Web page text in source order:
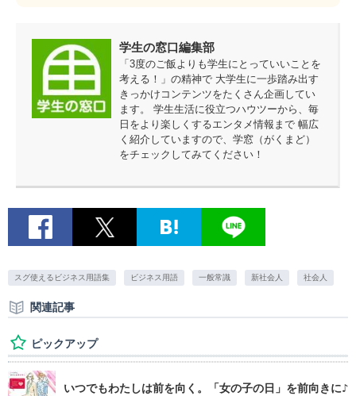
学生の窓口編集部
「3度のご飯よりも学生にとっていいことを
考える！」の精神で 大学生に一歩踏み出す
きっかけコンテンツをたくさん企画してい
ます。 学生生活に役立つハウツーから、毎
日をより楽しくするエンタメ情報まで 幅広
く紹介していますので、学窓（がくまど）
をチェックしてみてください！
スグ使えるビジネス用語集 ビジネス用語 一般常識 新社会人 社会人
関連記事
ピックアップ
いつでもわたしは前を向く。「女の子の日」を前向きに♪